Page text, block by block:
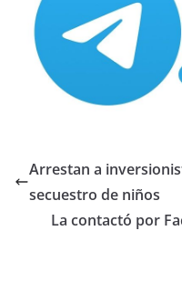
Arrestan a
secuestro de niños
La contactó por